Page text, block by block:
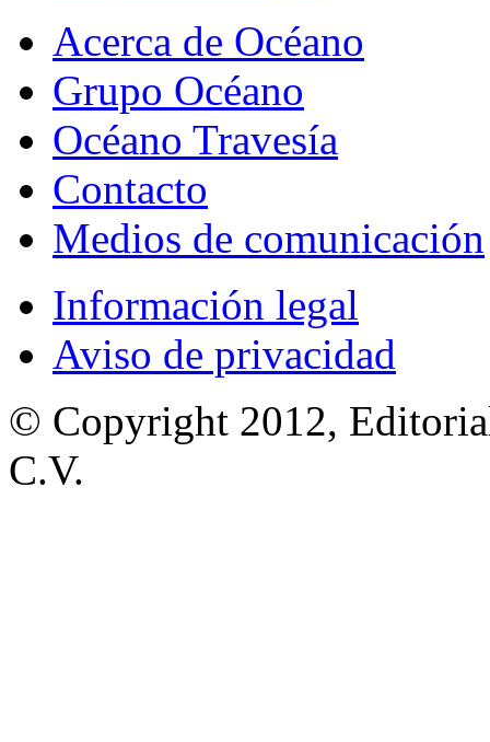
Acerca de Océano
Grupo Océano
Océano Travesía
Contacto
Medios de comunicación
Información legal
Aviso de privacidad
© Copyright 2012,
C.V.